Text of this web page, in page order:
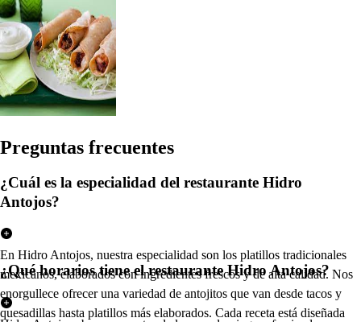
Preguntas frecuentes
¿Cuál es la especialidad del restaurante Hidro
Antojos?
En Hidro Antojos, nuestra especialidad son los platillos tradicionales
mexicanos, elaborados con ingredientes frescos y de alta calidad. Nos
enorgullece ofrecer una variedad de antojitos que van desde tacos y
quesadillas hasta platillos más elaborados. Cada receta está diseñada
¿Qué horarios tiene el restaurante Hidro Antojos?